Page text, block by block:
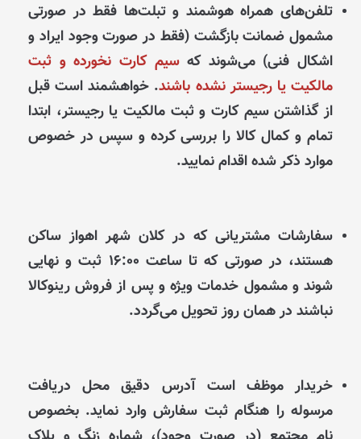
تلفن‌های همراه هوشمند و تبلت‌ها فقط در صورتی
مشمول ضمانت بازگشت (فقط در صورت وجود ایراد و
اشکال فنی) می‌شوند کهسیم کارت نخورده و ثبت
مالکیت یا رجیستر نشده باشند. خواهشمند است قبل
از گذاشتن سیم‌ کارت و ثبت مالکیت یا رجیستر، ابتدا
تمام و کمال کالا را بررسی کرده و سپس در خصوص
موارد ذکر شده اقدام نمایید.
سفارشات مشتریانی که در کلان شهر اهواز ساکن
هستند، در صورتی که تا ساعت ۱۶:۰۰ ثبت و نهایی
شوند و مشمول خدمات ویژه و پس از فروش رینوکالا
نباشند در همان روز تحویل می‌گردد.
خریدار موظف است آدرس دقیق محل دریافت
مرسوله را هنگام ثبت سفارش وارد نماید. بخصوص